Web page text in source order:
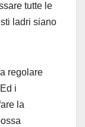
tutte le
ladri siano
regolare
i
la